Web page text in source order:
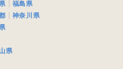
福島県
神奈川県
県